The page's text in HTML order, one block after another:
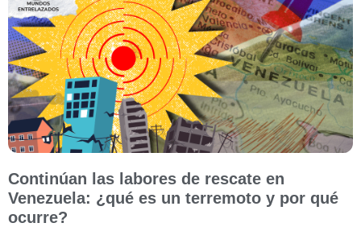
Continúan las labores de rescate en
Venezuela: ¿qué es un terremoto y por qué
ocurre?